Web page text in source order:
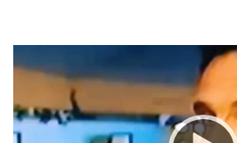
Video
Player